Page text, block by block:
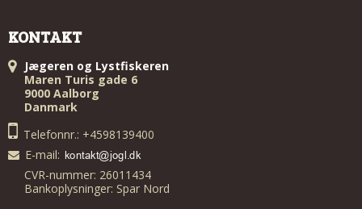
KONTAKT
Jægeren og Lystfiskeren
Maren Turis gade 6
9000 Aalborg
Danmark
Telefonnr.: +4598139400
E-mail:
CVR-nummer: 26011434
Bankoplysninger: Spar Nord